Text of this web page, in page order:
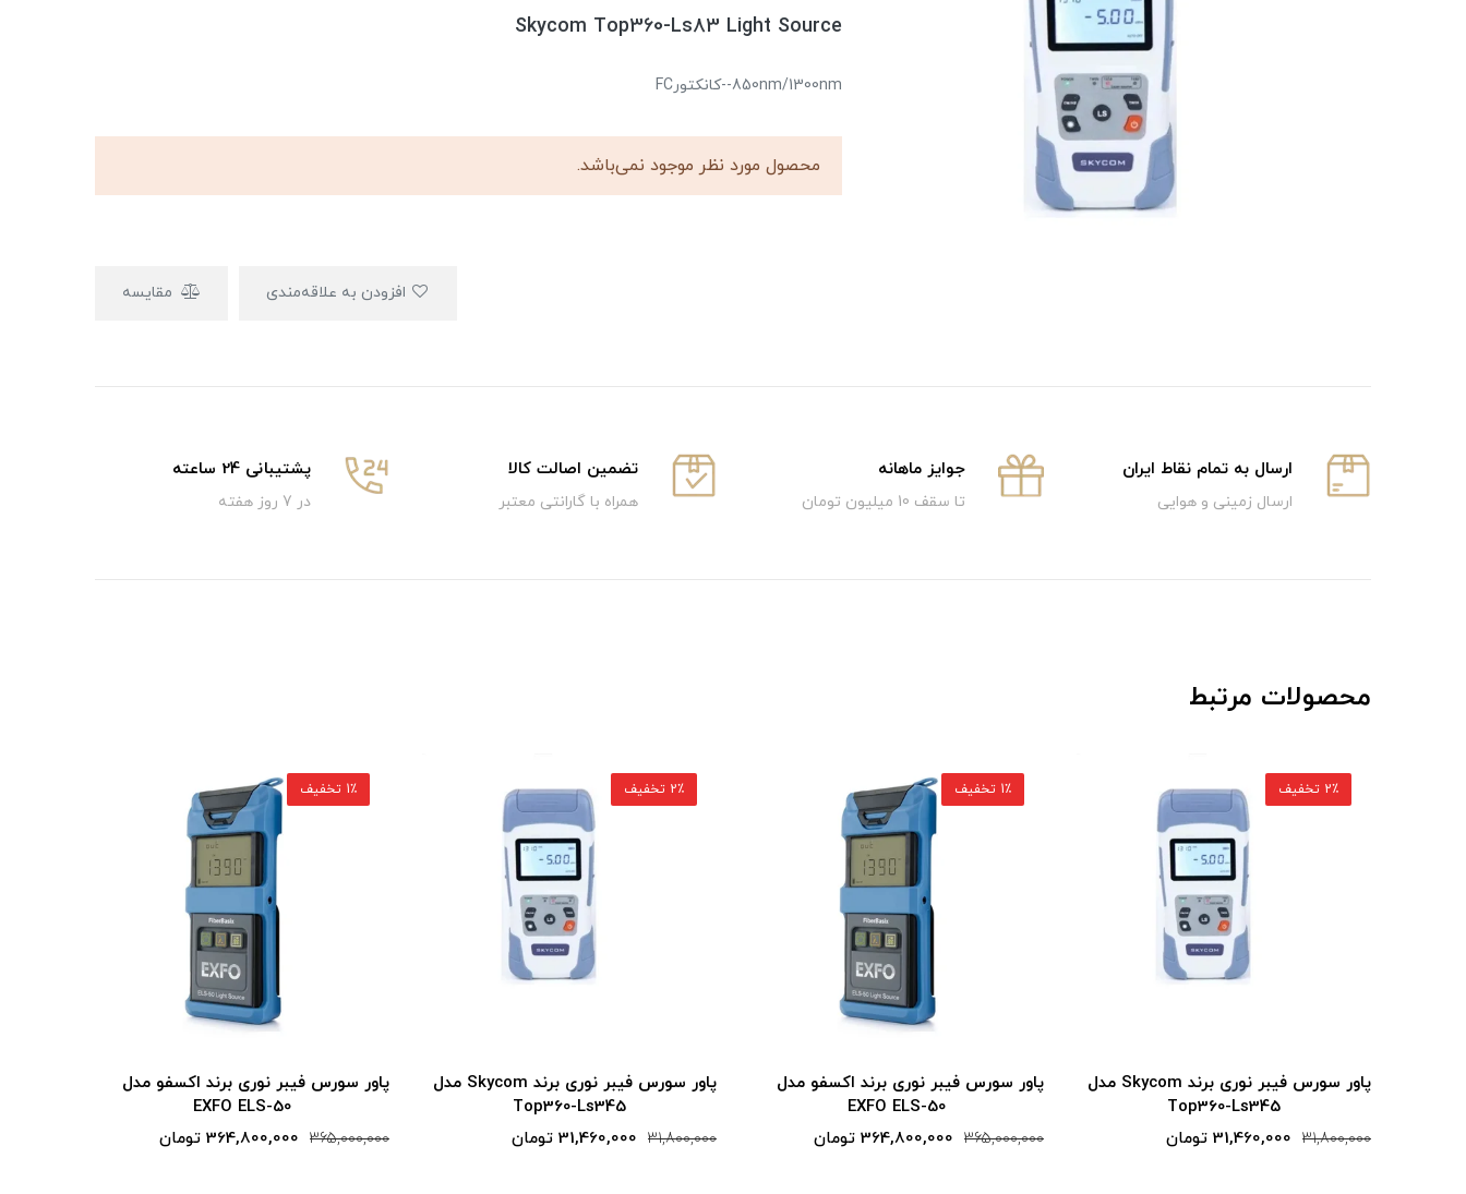
Skycom Top360-Ls83 Light Source
850nm/1300nm--کانکتورFC
محصول مورد نظر موجود نمی‌باشد.
مقایسه
ارسال به تمام نقاط ایران
ارسال زمینی و هوایی
جوایز ماهانه
تا سقف 10 میلیون تومان
تضمین اصالت کالا
همراه با گارانتی معتبر
پشتیبانی 24 ساعته
در 7 روز هفته
محصولات مرتبط
پاور سورس فیبر نوری برند اکسفو مدل
EXFO ELS-50
365,000,000 364,800,000 تومان
1٪ تخفیف
پاور سورس فیبر نوری برند Skycom مدل
Top360-Ls345
31,800,000 31,460,000 تومان
2٪ تخفیف
پاور سورس فیبر نوری برند اکسفو مدل
EXFO ELS-50
365,000,000 364,800,000 تومان
1٪ تخفیف
پاور سورس فیبر نوری برند Skycom مدل
Top360-Ls345
31,800,000 31,460,000 تومان
2٪ تخفیف